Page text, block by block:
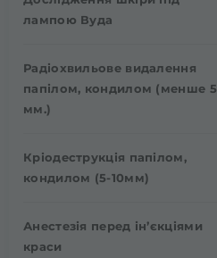
лампою Вуда
Радіохвильове видалення
папілом, кондилом (менше 5
мм.)
Кріодеструкція папілом,
кондилом (5-10мм)
Анестезія перед ін’єкціями
краси